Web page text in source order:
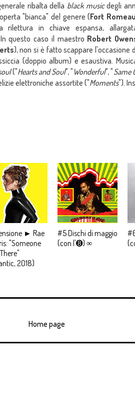
ribalta della black musicdegli
"bianca" del genere (Fort Romeau
rilettura in chiave espansa,
questo caso il maestro Robert
), non si è fatto scappare l'occasione
(doppio album) e esaustiva.
("Hearts and Soul", " Wonderful", "Same
elettroniche assortite ("Moments").
► Rae
"Someone
2018)
#5 Dischi di maggio
(con l'➑) ∞
Home page